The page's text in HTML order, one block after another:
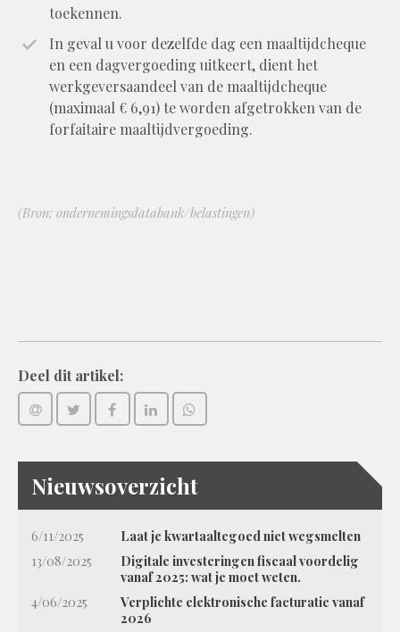
toekennen.
In geval u voor dezelfde dag een maaltijdcheque
en een dagvergoeding uitkeert, dient het
werkgeversaandeel van de maaltijdcheque
(maximaal € 6,91) te worden afgetrokken van de
forfaitaire maaltijdvergoeding.
(Bron: ondernemingsdatabank/belastingen)
Deel dit artikel:
Nieuwsoverzicht
6/11/2025
Laat je kwartaaltegoed niet wegsmelten
13/08/2025
Digitale investeringen fiscaal voordelig
vanaf 2025: wat je moet weten.
4/06/2025
Verplichte elektronische facturatie vanaf
2026